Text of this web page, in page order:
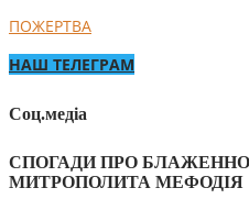
ПОЖЕРТВА
НАШ ТЕЛЕГРАМ
Соц.медіа
СПОГАДИ ПРО
МИТРОПОЛИТА МЕФОДІЯ